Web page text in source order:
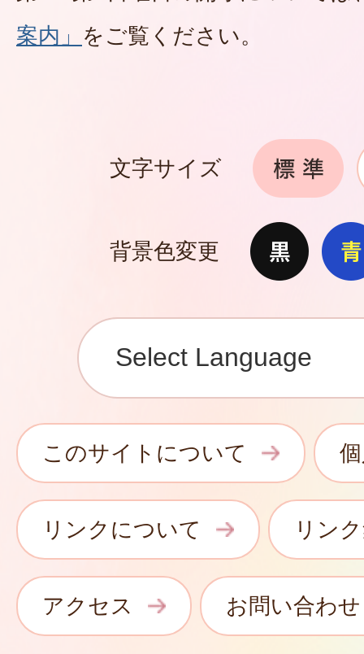
案内」 をご覧ください。
文字サイズ
背景色変更
このサイトについて
リンクについて リン
アクセス お問い合わせ